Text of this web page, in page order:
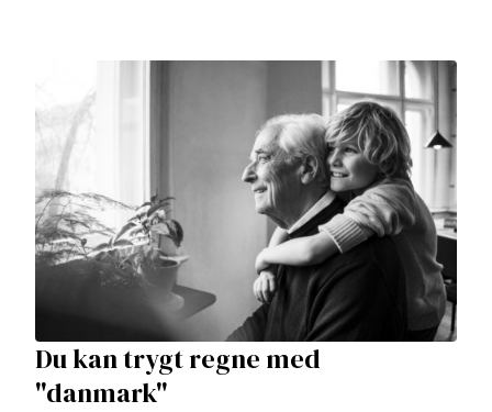
Du kan trygt regne med
"danmark"